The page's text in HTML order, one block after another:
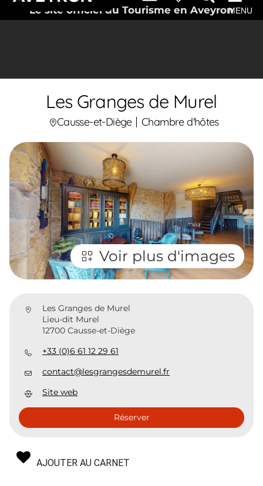
Le site officiel du Tourisme en AveyronMENU
Les Granges de Murel
Causse-et-Diège Chambre d'hôtes
Voir plus d'images
Les Granges de Murel
Lieu-dit Murel
12700 Causse-et-Diège
+33 (0)6 61 12 29 61
contact@lesgrangesdemurel.fr
Site web
Réserver
AJOUTER AU CARNET